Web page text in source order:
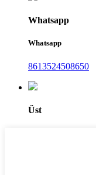
Whatsapp
Whatsapp
8613524508650
Üst